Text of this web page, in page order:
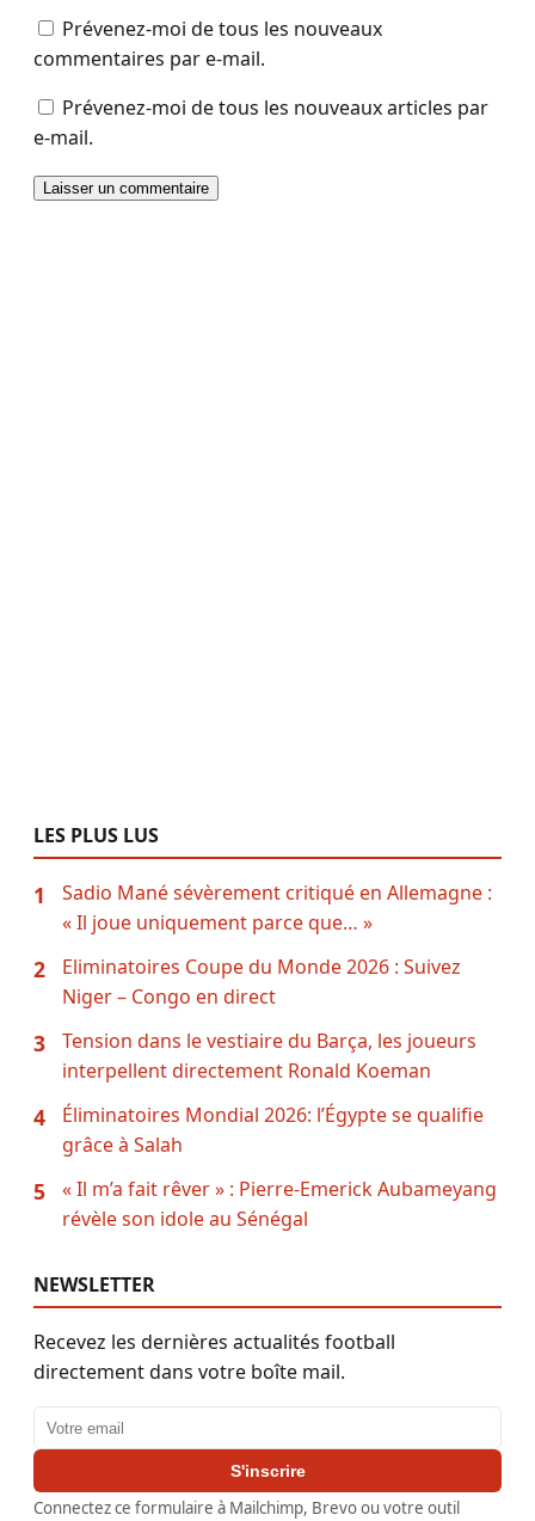
Prévenez-moi de tous les nouveaux
commentaires par e-mail.
Prévenez-moi de tous les nouveaux articles par
e-mail.
LES PLUS LUS
1
Sadio Mané sévèrement critiqué en Allemagne :
« Il joue uniquement parce que… »
2
Eliminatoires Coupe du Monde 2026 : Suivez
Niger – Congo en direct
3
Tension dans le vestiaire du Barça, les joueurs
interpellent directement Ronald Koeman
4
Éliminatoires Mondial 2026: l’Égypte se qualifie
grâce à Salah
5
« Il m’a fait rêver » : Pierre-Emerick Aubameyang
révèle son idole au Sénégal
NEWSLETTER
Recevez les dernières actualités football
directement dans votre boîte mail.
Adresse email
S'inscrire
Connectez ce formulaire à Mailchimp, Brevo ou votre outil